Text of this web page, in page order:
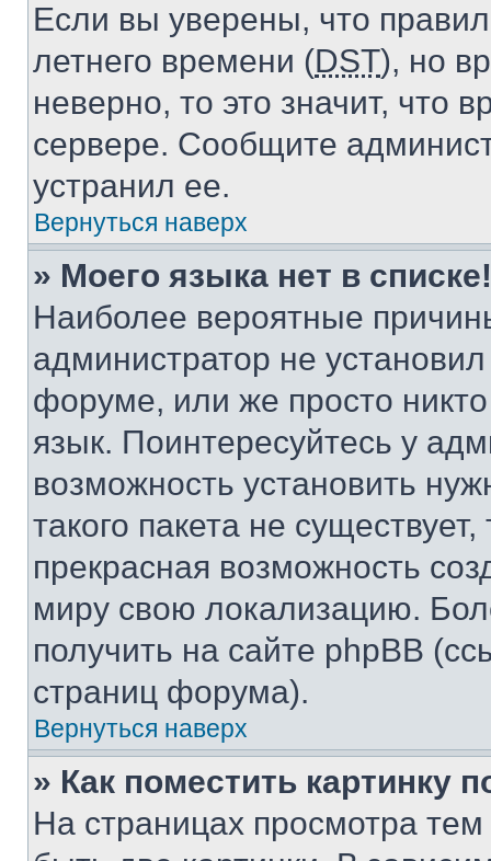
Если вы уверены, что
летнего времени (DST), но
неверно, то это значит, что
сервере. Сообщите
устранил ее.
Вернуться наверх
» Моего языка нет в списке!
Наиболее вероятные
администратор не
форуме, или же просто
язык. Поинтересуйтесь у
возможность установить
такого пакета не
прекрасная возможность
миру свою локализацию.
получить на сайте phpBB
страниц форума).
Вернуться наверх
» Как поместить картинку
На страницах просмотра